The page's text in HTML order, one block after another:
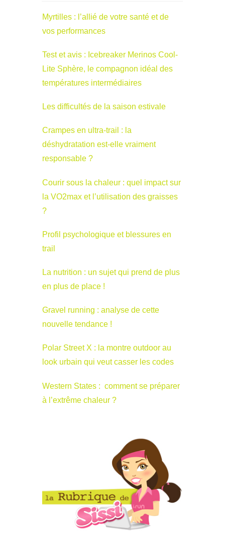
Myrtilles : l’allié de votre santé et de
vos performances
Test et avis : Icebreaker Merinos Cool-
Lite Sphère, le compagnon idéal des
températures intermédiaires
Les difficultés de la saison estivale
Crampes en ultra-trail : la
déshydratation est-elle vraiment
responsable ?
Courir sous la chaleur : quel impact sur
la VO2max et l’utilisation des graisses
?
Profil psychologique et blessures en
trail
La nutrition : un sujet qui prend de plus
en plus de place !
Gravel running : analyse de cette
nouvelle tendance !
Polar Street X : la montre outdoor au
look urbain qui veut casser les codes
Western States : comment se préparer
à l’extrême chaleur ?